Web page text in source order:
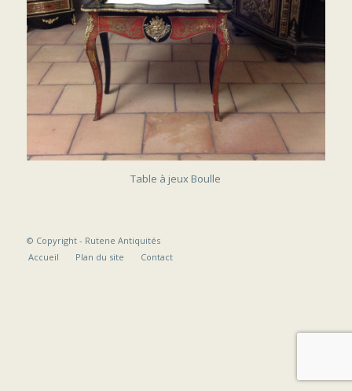
Table à jeux Boulle
© Copyright - Rutene Antiquités
Accueil
Plan du site Contact